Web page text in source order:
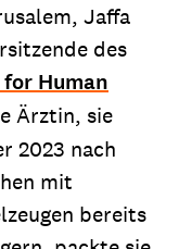
Jaffa
des
Human
Ärztin, sie
2023 nach
mit
bereits